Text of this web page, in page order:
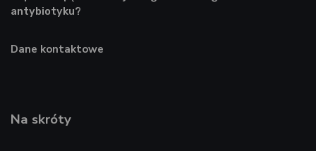
antybiotyku?
Dane kontaktowe
Na skróty